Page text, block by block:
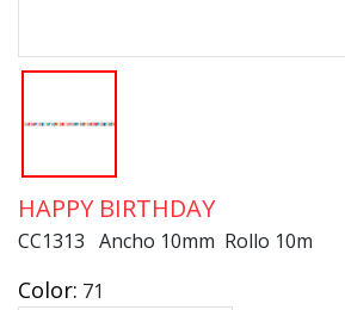
HAPPY BIRTHDAY
CC1313 Ancho 10mm Rollo 10m
Color: 71